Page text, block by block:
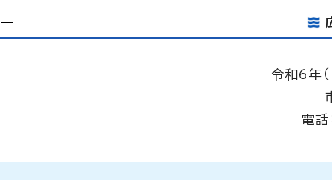
令和6年
電